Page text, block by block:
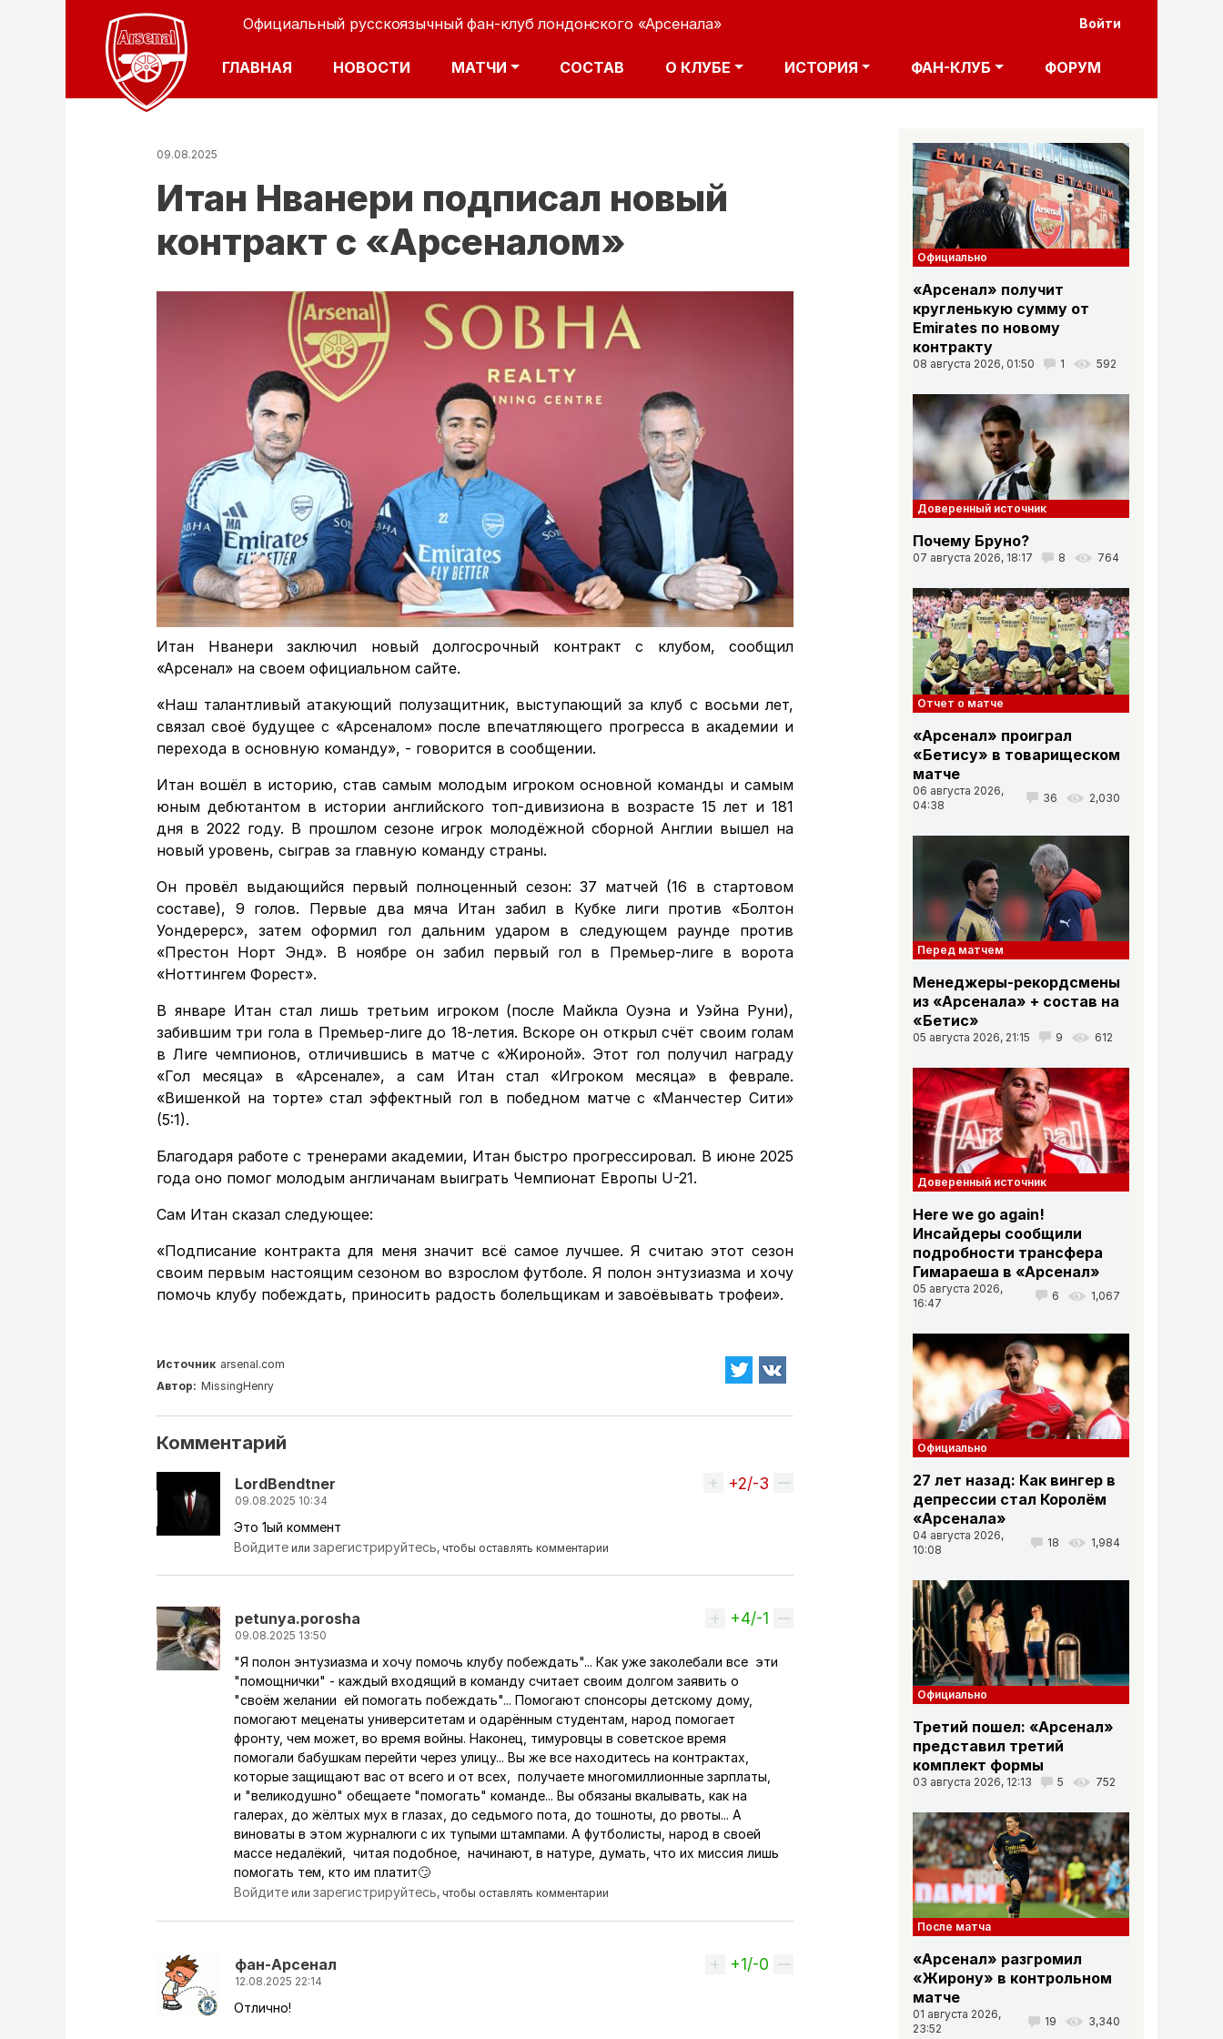
к
основному
User
Войти
Официальный русскоязычный фан-клуб лондонского «Арсенала»
ОСНОВНАЯ НАВИГАЦИЯ
ГЛАВНАЯ НОВОСТИ МАТЧИ СОСТАВ О КЛУБЕ ИСТОРИЯ ФАН-КЛУБ ФОРУМ
09.08.2025
Итан Нванери подписал новый
контракт с «Арсеналом»
Итан Нванери заключил новый долгосрочный контракт с клубом, сообщил
«Арсенал» на своем официальном сайте.
«Наш талантливый атакующий полузащитник, выступающий за клуб с восьми лет,
связал своё будущее с «Арсеналом» после впечатляющего прогресса в академии и
перехода в основную команду», - говорится в сообщении.
Итан вошёл в историю, став самым молодым игроком основной команды и самым
юным дебютантом в истории английского топ-дивизиона в возрасте 15 лет и 181
дня в 2022 году. В прошлом сезоне игрок молодёжной сборной Англии вышел на
новый уровень, сыграв за главную команду страны.
Он провёл выдающийся первый полноценный сезон: 37 матчей (16 в стартовом
составе), 9 голов. Первые два мяча Итан забил в Кубке лиги против «Болтон
Уондерерс», затем оформил гол дальним ударом в следующем раунде против
«Престон Норт Энд». В ноябре он забил первый гол в Премьер-лиге в ворота
«Ноттингем Форест».
В январе Итан стал лишь третьим игроком (после Майкла Оуэна и Уэйна Руни),
забившим три гола в Премьер-лиге до 18-летия. Вскоре он открыл счёт своим голам
в Лиге чемпионов, отличившись в матче с «Жироной». Этот гол получил награду
«Гол месяца» в «Арсенале», а сам Итан стал «Игроком месяца» в феврале.
«Вишенкой на торте» стал эффектный гол в победном матче с «Манчестер Сити»
(5:1).
Благодаря работе с тренерами академии, Итан быстро прогрессировал. В июне 2025
года оно помог молодым англичанам выиграть Чемпионат Европы U-21.
Сам Итан сказал следующее:
«Подписание контракта для меня значит всё самое лучшее. Я считаю этот сезон
своим первым настоящим сезоном во взрослом футболе. Я полон энтузиазма и хочу
помочь клубу побеждать, приносить радость болельщикам и завоёвывать трофеи».
Источник arsenal.com
Автор: MissingHenry
Комментарий
LordBendtner
09.08.2025 10:34
Вверх
+2/-3
Это 1ый коммент
Войдите илизарегистрируйтесь, чтобы оставлять комментарии
petunya.porosha
09.08.2025 13:50
Вверх
+4/-1
"Я полон энтузиазма и хочу помочь клубу побеждать"... Как уже заколебали все эти
"помощнички" - каждый входящий в команду считает своим долгом заявить о
"своём желании ей помогать побеждать"... Помогают спонсоры детскому дому,
помогают меценаты университетам и одарённым студентам, народ помогает
фронту, чем может, во время войны. Наконец, тимуровцы в советское время
помогали бабушкам перейти через улицу... Вы же все находитесь на контрактах,
которые защищают вас от всего и от всех, получаете многомиллионные зарплаты,
и "великодушно" обещаете "помогать" команде... Вы обязаны вкалывать, как на
галерах, до жёлтых мух в глазах, до седьмого пота, до тошноты, до рвоты... А
виноваты в этом журналюги с их тупыми штампами. А футболисты, народ в своей
массе недалёкий, читая подобное, начинают, в натуре, думать, что их миссия лишь
помогать тем, кто им платит🙄
Войдите илизарегистрируйтесь, чтобы оставлять комментарии
фaн-Apceнaл
12.08.2025 22:14
Вверх
+1/-0
Отлично!
Официально
«Арсенал» получит
кругленькую сумму от
Emirates по новому
контракту
08 августа 2026, 01:50 1 592
Доверенный источник
Почему Бруно?
07 августа 2026, 18:17 8 764
Отчет о матче
«Арсенал» проиграл
«Бетису» в товарищеском
матче
06 августа 2026,
04:38
36 2,030
Перед матчем
Менеджеры-рекордсмены
из «Арсенала» + состав на
«Бетис»
05 августа 2026, 21:15 9 612
Доверенный источник
Here we go again!
Инсайдеры сообщили
подробности трансфера
Гимараеша в «Арсенал»
05 августа 2026,
16:47
6 1,067
Официально
27 лет назад: Как вингер в
депрессии стал Королём
«Арсенала»
04 августа 2026,
10:08
18 1,984
Официально
Третий пошел: «Арсенал»
представил третий
комплект формы
03 августа 2026, 12:13 5 752
После матча
«Арсенал» разгромил
«Жирону» в контрольном
матче
01 августа 2026,
23:52
19 3,340